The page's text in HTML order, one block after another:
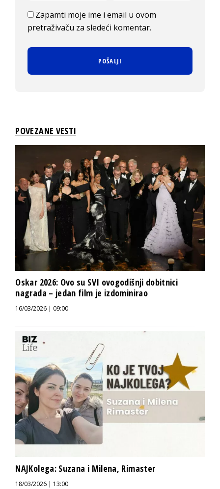
Zapamti moje ime i email u ovom
pretraživaču za sledeći komentar.
POVEZANE VESTI
Oskar 2026: Ovo su SVI ovogodišnji dobitnici
nagrada – jedan film je izdominirao
16/03/2026 | 09:00
NAJKolega: Suzana i Milena, Rimaster
18/03/2026 | 13:00